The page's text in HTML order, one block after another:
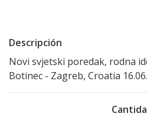
Descripción
Novi svjetski poredak, rodna
Botinec - Zagreb, Croatia